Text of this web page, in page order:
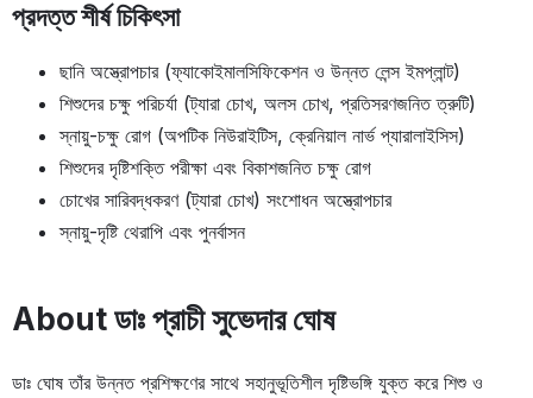
প্রদত্ত শীর্ষ চিকিৎসা
ছানি অস্ত্রোপচার (ফ্যাকোইমালসিফিকেশন ও উন্নত লেন্স ইমপ্লান্ট)
শিশুদের চক্ষু পরিচর্যা (ট্যারা চোখ, অলস চোখ, প্রতিসরণজনিত ত্রুটি)
স্নায়ু-চক্ষু রোগ (অপটিক নিউরাইটিস, ক্রেনিয়াল নার্ভ প্যারালাইসিস)
শিশুদের দৃষ্টিশক্তি পরীক্ষা এবং বিকাশজনিত চক্ষু রোগ
চোখের সারিবদ্ধকরণ (ট্যারা চোখ) সংশোধন অস্ত্রোপচার
স্নায়ু-দৃষ্টি থেরাপি এবং পুনর্বাসন
About ডাঃ প্রাচী সুভেদার ঘোষ
ডাঃ ঘোষ তাঁর উন্নত প্রশিক্ষণের সাথে সহানুভূতিশীল দৃষ্টিভঙ্গি যুক্ত করে শিশু ও